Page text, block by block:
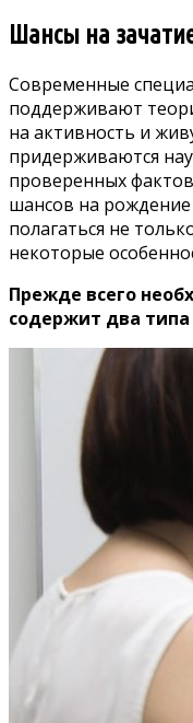
Шансы на
Современные
поддерживают
на активность и
придерживаются
проверенных
шансов на рождение
полагаться не
некоторые
Прежде всего
содержит два